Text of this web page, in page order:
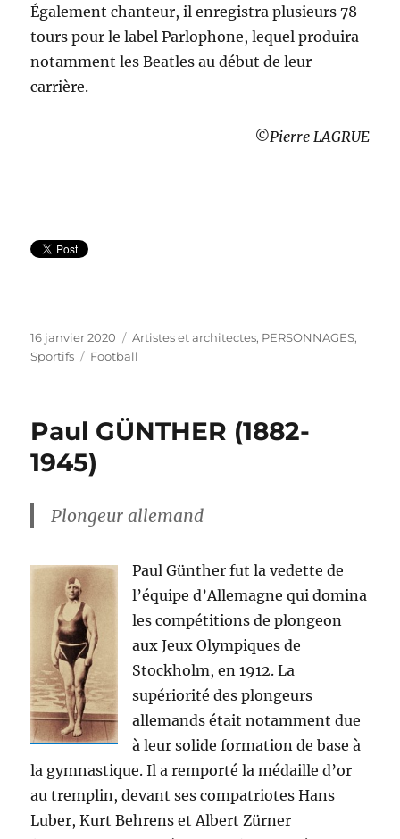
Également chanteur, il enregistra plusieurs 78-
tours pour le label Parlophone, lequel produira
notamment les Beatles au début de leur
carrière.
©Pierre LAGRUE
Publié
le
16 janvier 2020 Catégories
Artistes et architectes, PERSONNAGES,
Sportifs
Étiquettes
Football
Paul GÜNTHER (1882-
1945)
Plongeur allemand
Paul Günther fut la vedette de
l’équipe d’Allemagne qui domina
les compétitions de plongeon
aux Jeux Olympiques de
Stockholm, en 1912. La
supériorité des plongeurs
allemands était notamment due
à leur solide formation de base à
la gymnastique. Il a remporté la médaille d’or
au tremplin, devant ses compatriotes Hans
Luber, Kurt Behrens et Albert Zürner